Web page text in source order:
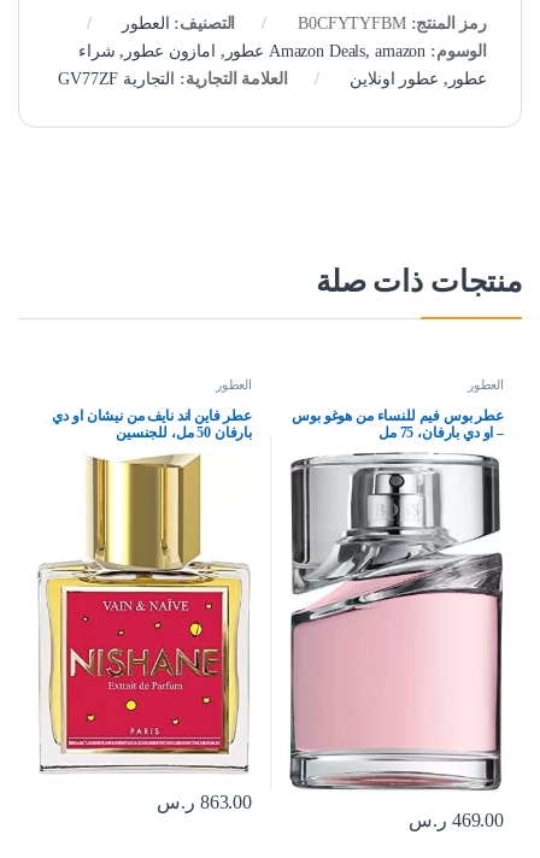
رمز المنتج:B0CFYTYFBM التصنيف: العطور
الوسوم:
Amazon Deals, amazon عطور , امازون عطور , شراء
عطور , عطور اونلاين العلامة التجارية: التجارية GV77ZF
منتجات ذات صلة
العطور
عطر بوس فيم للنساء من هوغو بوس
– او دي بارفان، 75 مل
469.00 ر.س
العطور
عطر فاين اند نايف من نيشان او دي
بارفان 50 مل، للجنسين
863.00 ر.س